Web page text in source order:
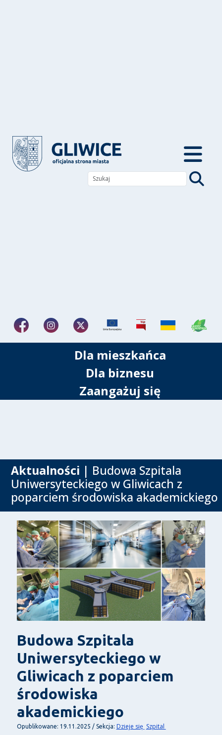
Dla mieszkańca
Dla biznesu
Zaangażuj się
Aktualności | Budowa Szpitala
Uniwersyteckiego w Gliwicach z
poparciem środowiska akademickiego
Budowa Szpitala
Uniwersyteckiego w
Gliwicach z poparciem
środowiska
akademickiego
Opublikowane: 19.11.2025 / Sekcja: Dzieje się Szpital